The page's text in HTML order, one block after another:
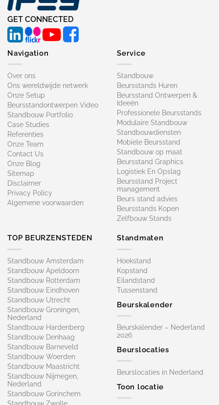
GET CONNECTED
Navigation
Over ons
Ons wereldwijde netwerk
Onze Setup
Beursstandontwerpen Video
Standbouw Portfolio
Case Studies
Referenties
Onze Team
Contact Us
Onze Blog
Sitemap
Disclaimer
Privacy Policy
Algemene voorwaarden
Service
Standbouw
Beursstands Huren
Beursstand Ontwerpen &
Ideeën
Professionele Beursstands
Modulaire Standbouw
Standbouwdiensten
Mobiele Beursstand
Standbouw op maat​
Beursstand Graphics
Logistiek En Opslag
Beursstand Project
management
Beurs stand advies
Beursstands Kopen
Zelfbouw Stands
TOP BEURZENSTEDEN
Standbouw Amsterdam
Standbouw Apeldoorn
Standbouw Rotterdam
Standbouw Eindhoven
Standbouw Utrecht
Standbouw Groningen,
Nederland
Standbouw Hardenberg
Standbouw Denhaag
Standbouw Barneveld
Standbouw Woerden
Standbouw Maastricht
Standbouw Nijmegen,
Nederland
Standbouw Gorinchem
Standbouw Zwolle
Standmaten
Hoekstand
Kopstand
Eilandstand
Tussenstand
Beurskalender
Beurskalender – Nederland
2026
Beurslocaties
Beurslocaties in Nederland
Toon locatie